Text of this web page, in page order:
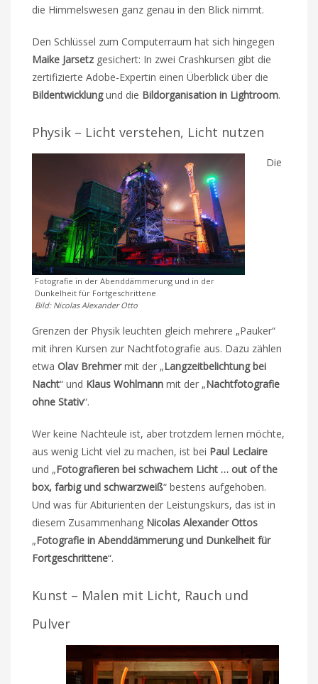
die Himmelswesen ganz genau in den Blick nimmt.
Den Schlüssel zum Computerraum hat sich hingegen
Maike Jarsetz gesichert: In zwei Crashkursen gibt die
zertifizierte Adobe-Expertin einen Überblick über die
Bildentwicklungund die Bildorganisation in Lightroom.
Physik – Licht verstehen, Licht nutzen
Fotografie in der Abenddämmerung und in der
Dunkelheit für Fortgeschrittene
Bild: Nicolas Alexander Otto
Die
Grenzen der Physik leuchten gleich mehrere „Pauker“
mit ihren Kursen zur Nachtfotografie aus. Dazu zählen
etwa Olav Brehmermit der „Langzeitbelichtung bei
Nacht“ und Klaus Wohlmann mit der „Nachtfotografie
ohne Stativ“.
Wer keine Nachteule ist, aber trotzdem lernen möchte,
aus wenig Licht viel zu machen, ist bei Paul Leclaire
und „Fotografieren bei schwachem Licht … out of the
box, farbig und schwarzweiß“ bestens aufgehoben.
Und was für Abiturienten der Leistungskurs, das ist in
diesem Zusammenhang Nicolas Alexander Ottos
„Fotografie in Abenddämmerung und Dunkelheit für
Fortgeschrittene“.
Kunst – Malen mit Licht, Rauch und
Pulver